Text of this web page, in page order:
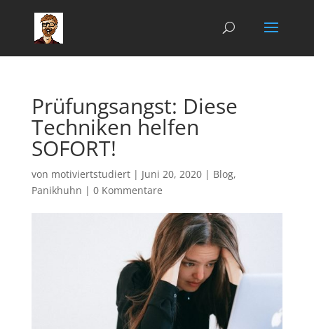
Prüfungsangst: Diese
Techniken helfen
SOFORT!
von motiviertstudiert| Juni 20, 2020| Blog,
Panikhuhn | 0 Kommentare